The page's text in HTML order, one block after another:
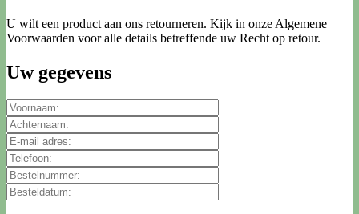
U wilt een product aan ons retourneren. Kijk in onze Algemene
Voorwaarden voor alle details betreffende uw Recht op retour.
Uw gegevens